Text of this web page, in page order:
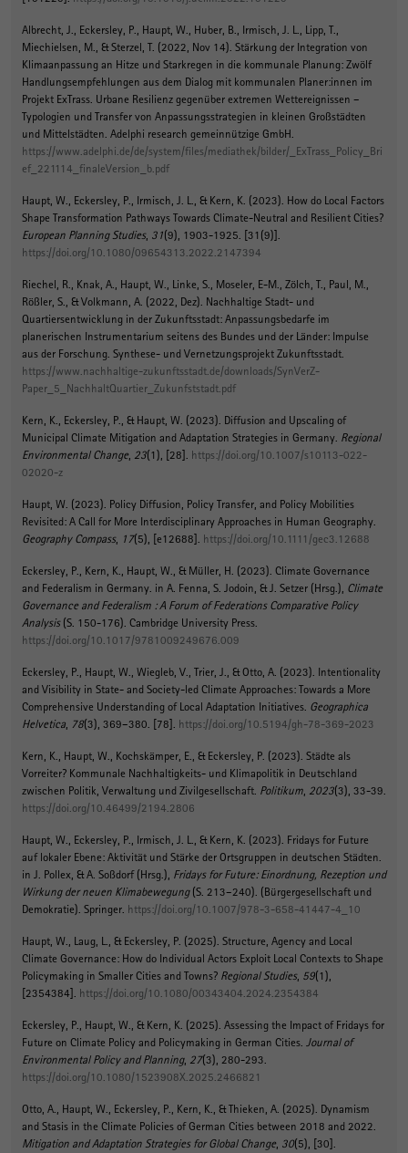
Albrecht, J., Eckersley, P., Haupt, W., Huber, B., Irmisch, J. L., Lipp, T.,
Miechielsen, M., & Sterzel, T. (2022, Nov 14). Stärkung der Integration von
Klimaanpassung an Hitze und Starkregen in die kommunale Planung: Zwölf
Handlungsempfehlungen aus dem Dialog mit kommunalen Planer:innen im
Projekt ExTrass. Urbane Resilienz gegenüber extremen Wettereignissen –
Typologien und Transfer von Anpassungsstrategien in kleinen Großstädten
und Mittelstädten. Adelphi research gemeinnützige GmbH.
https://www.adelphi.de/de/system/files/mediathek/bilder/_ExTrass_Policy_Bri
ef_221114_finaleVersion_b.pdf
Haupt, W., Eckersley, P., Irmisch, J. L., & Kern, K. (2023). How do Local Factors
Shape Transformation Pathways Towards Climate-Neutral and Resilient Cities?
European Planning Studies, 31(9), 1903-1925. [31(9)].
https://doi.org/10.1080/09654313.2022.2147394
Riechel, R., Knak, A., Haupt, W., Linke, S., Moseler, E-M., Zölch, T., Paul, M.,
Rößler, S., & Volkmann, A. (2022, Dez). Nachhaltige Stadt- und
Quartiersentwicklung in der Zukunftsstadt: Anpassungsbedarfe im
planerischen Instrumentarium seitens des Bundes und der Länder: Impulse
aus der Forschung. Synthese- und Vernetzungsprojekt Zukunftsstadt.
https://www.nachhaltige-zukunftsstadt.de/downloads/SynVerZ-
Paper_5_NachhaltQuartier_Zukunfststadt.pdf
Kern, K., Eckersley, P., & Haupt, W. (2023). Diffusion and Upscaling of
Municipal Climate Mitigation and Adaptation Strategies in Germany. Regional
Environmental Change, 23(1), [28]. https://doi.org/10.1007/s10113-022-
02020-z
Haupt, W. (2023). Policy Diffusion, Policy Transfer, and Policy Mobilities
Revisited: A Call for More Interdisciplinary Approaches in Human Geography.
Geography Compass, 17(5), [e12688]. https://doi.org/10.1111/gec3.12688
Eckersley, P., Kern, K., Haupt, W., & Müller, H. (2023). Climate Governance
and Federalism in Germany. in A. Fenna, S. Jodoin, & J. Setzer (Hrsg.), Climate
Governance and Federalism : A Forum of Federations Comparative Policy
Analysis (S. 150-176). Cambridge University Press.
https://doi.org/10.1017/9781009249676.009
Eckersley, P., Haupt, W., Wiegleb, V., Trier, J., & Otto, A. (2023). Intentionality
and Visibility in State- and Society-led Climate Approaches: Towards a More
Comprehensive Understanding of Local Adaptation Initiatives. Geographica
Helvetica, 78(3), 369–380. [78]. https://doi.org/10.5194/gh-78-369-2023
Kern, K., Haupt, W., Kochskämper, E., & Eckersley, P. (2023). Städte als
Vorreiter? Kommunale Nachhaltigkeits- und Klimapolitik in Deutschland
zwischen Politik, Verwaltung und Zivilgesellschaft. Politikum, 2023(3), 33-39.
https://doi.org/10.46499/2194.2806
Haupt, W., Eckersley, P., Irmisch, J. L., & Kern, K. (2023). Fridays for Future
auf lokaler Ebene: Aktivität und Stärke der Ortsgruppen in deutschen Städten.
in J. Pollex, & A. Soßdorf (Hrsg.), Fridays for Future: Einordnung, Rezeption und
Wirkung der neuen Klimabewegung (S. 213–240). (Bürgergesellschaft und
Demokratie). Springer. https://doi.org/10.1007/978-3-658-41447-4_10
Haupt, W., Laug, L., & Eckersley, P. (2025). Structure, Agency and Local
Climate Governance: How do Individual Actors Exploit Local Contexts to Shape
Policymaking in Smaller Cities and Towns? Regional Studies, 59(1),
[2354384]. https://doi.org/10.1080/00343404.2024.2354384
Eckersley, P., Haupt, W., & Kern, K. (2025). Assessing the Impact of Fridays for
Future on Climate Policy and Policymaking in German Cities. Journal of
Environmental Policy and Planning, 27(3), 280-293.
https://doi.org/10.1080/1523908X.2025.2466821
Otto, A., Haupt, W., Eckersley, P., Kern, K., & Thieken, A. (2025). Dynamism
and Stasis in the Climate Policies of German Cities between 2018 and 2022.
Mitigation and Adaptation Strategies for Global Change, 30(5), [30].